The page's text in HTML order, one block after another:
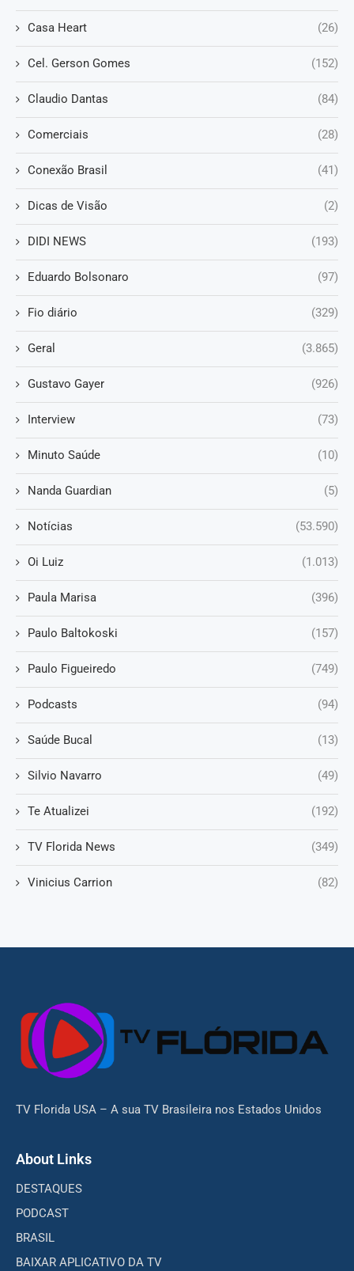
Casa Heart (26)
Cel. Gerson Gomes (152)
Claudio Dantas (84)
Comerciais (28)
Conexão Brasil (41)
Dicas de Visão (2)
DIDI NEWS (193)
Eduardo Bolsonaro (97)
Fio diário (329)
Geral (3.865)
Gustavo Gayer (926)
Interview (73)
Minuto Saúde (10)
Nanda Guardian (5)
Notícias (53.590)
Oi Luiz (1.013)
Paula Marisa (396)
Paulo Baltokoski (157)
Paulo Figueiredo (749)
Podcasts (94)
Saúde Bucal (13)
Silvio Navarro (49)
Te Atualizei (192)
TV Florida News (349)
Vinicius Carrion (82)
TV Florida USA – A sua TV Brasileira nos Estados Unidos
About Links
DESTAQUES
PODCAST
BRASIL
BAIXAR APLICATIVO DA TV